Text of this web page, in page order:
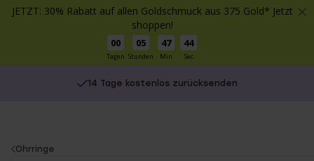
JETZT: 30% Rabatt auf allen Goldschmuck aus 375 Gold* Jetzt
shoppen!
00
Tagen
05
Stunden
47
Min
44
Sec
14 Tage kostenlos zurücksenden
You
Ohrringe